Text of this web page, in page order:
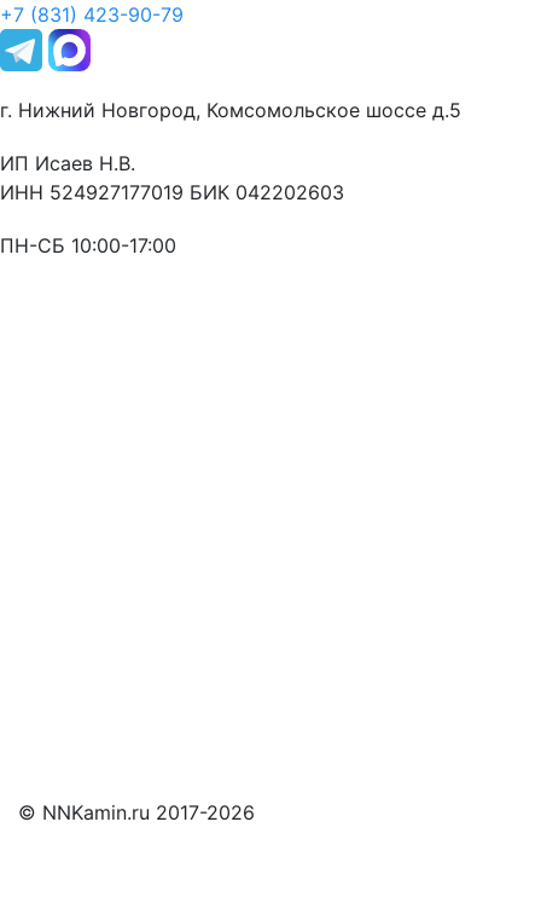
+7 (831) 423-90-79
г. Нижний Новгород, Комсомольское шоссе д.5
ИП Исаев Н.В.
ИНН 524927177019 БИК 042202603
ПН-СБ 10:00-17:00
© NNKamin.ru 2017-2026